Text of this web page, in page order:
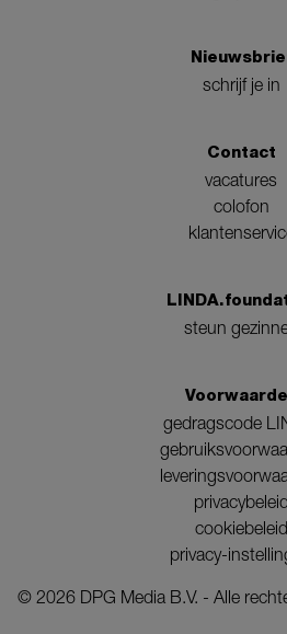
schrijf je in
Contact
vacatures
colofon
steun
gedragscode
privacybeleid
cookiebeleid
privacy-
© 2026 DPG Media B.V. - Alle